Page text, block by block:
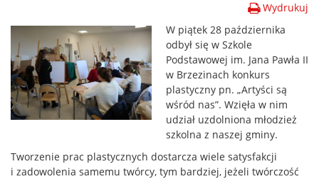
Wydrukuj
W piątek 28 października
odbył się w Szkole
Podstawowej im. Jana Pawła II
w Brzezinach konkurs
plastyczny pn. „Artyści są
wśród nas”. Wzięła w nim
udział uzdolniona młodzież
szkolna z naszej gminy.
Tworzenie prac plastycznych dostarcza wiele satysfakcji
i zadowolenia samemu twórcy, tym bardziej, jeżeli twórczość